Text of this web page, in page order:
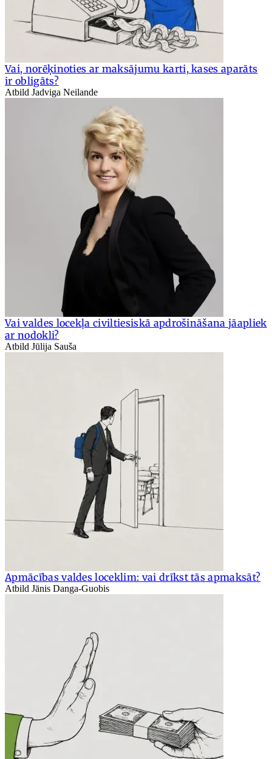
Vai, norēķinoties ar maksājumu karti, kases aparāts
ir obligāts?
Atbild Jadviga Neilande
Vai valdes locekļa civiltiesiskā apdrošināšana jāapliek
ar nodokli?
Atbild Jūlija Sauša
Apmācības valdes loceklim: vai drīkst tās apmaksāt?
Atbild Jānis Danga-Guobis